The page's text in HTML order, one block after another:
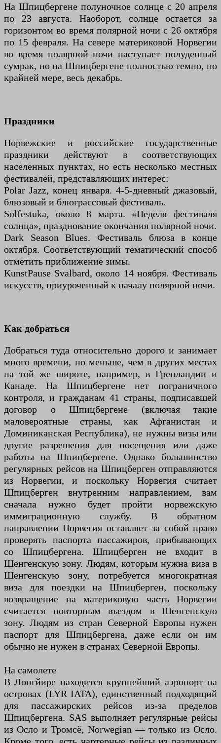
На Шпицбергене полуночное солнце с 20 апреля
по 23 августа. Наоборот, солнце остается за
горизонтом во время полярной ночи с 26 октября
по 15 февраля. На севере материковой Норвегии
во время полярной ночи наступает полуденный
сумрак, но на Шпицбергене полностью темно, по
крайней мере, весь декабрь.
Праздники
Норвежские и российские государственные
праздники действуют в соответствующих
населенных пунктах, но есть несколько местных
фестивалей, представляющих интерес:
Polar Jazz, конец января. 4-5-дневный джазовый,
блюзовый и блюграссовый фестиваль.
Solfestuka, около 8 марта. «Неделя фестиваля
солнца», празднование окончания полярной ночи.
Dark Season Blues. Фестиваль блюза в конце
октября. Соответствующий тематический способ
отметить приближение зимы.
KunstPause Svalbard, около 14 ноября. Фестиваль
искусств, приуроченный к началу полярной ночи.
Как добраться
Добраться туда относительно дорого и занимает
много времени, но меньше, чем в других местах
на той же широте, например, в Гренландии и
Канаде. На Шпицбергене нет пограничного
контроля, и гражданам 41 страны, подписавшей
договор о Шпицбергене (включая такие
маловероятные страны, как Афганистан и
Доминиканская Республика), не нужны визы или
другие разрешения для посещения или даже
работы на Шпицбергене. Однако большинство
регулярных рейсов на Шпицберген отправляются
из Норвегии, и поскольку Норвегия считает
Шпицберген внутренним направлением, вам
сначала нужно будет пройти норвежскую
иммиграционную службу. В обратном
направлении Норвегия оставляет за собой право
проверять паспорта пассажиров, прибывающих
со Шпицбергена. Шпицберген не входит в
Шенгенскую зону. Людям, которым нужна виза в
Шенгенскую зону, потребуется многократная
виза для поездки на Шпицберген, поскольку
возвращение на материковую часть Норвегии
считается повторным въездом в Шенгенскую
зону. Людям из стран Северной Европы нужен
паспорт для Шпицбергена, даже если он им
обычно не нужен в странах Северной Европы.
На самолете
В Лонгйире находится крупнейший аэропорт на
островах (LYR IATA), единственный подходящий
для пассажирских рейсов из-за пределов
Шпицбергена. SAS выполняет регулярные рейсы
из Осло и Тромсё, Norwegian — только из Осло.